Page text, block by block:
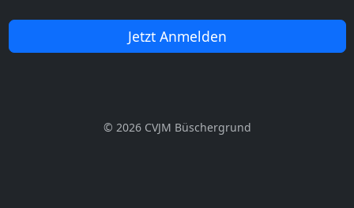
Jetzt Anmelden
© 2026 CVJM Büschergrund